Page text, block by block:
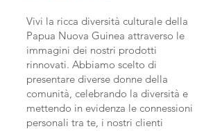
Vivi la ricca diversità culturale della
Papua Nuova Guinea attraverso le
immagini dei nostri prodotti
rinnovati. Abbiamo scelto di
presentare diverse donne della
comunità, celebrando la diversità e
mettendo in evidenza le connessioni
personali tra te, i nostri clienti